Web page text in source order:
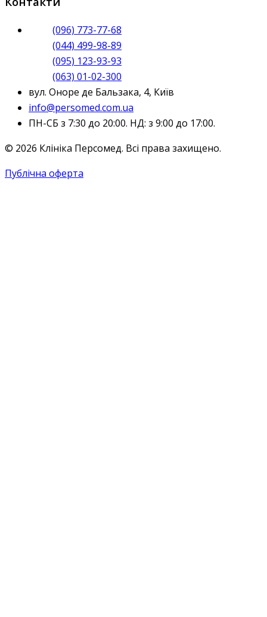
(096) 773-77-68
(044) 499-98-89
(095) 123-93-93
(063) 01-02-300
вул. Оноре де Бальзака, 4, Київ
info@persomed.com.ua
ПН-СБ з 7:30 до 20:00. НД: з 9:00 до 17:00.
© 2026 Клініка Персомед. Всі права захищено.
Публічна оферта